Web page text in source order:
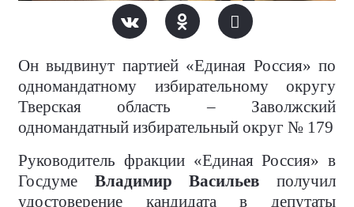
Он выдвинут партией «Единая Россия» по
одномандатному избирательному округу
Тверская область – Заволжский
одномандатный избирательный округ № 179
Руководитель фракции «Единая Россия» в
Госдуме Владимир Васильев получил
удостоверение кандидата в депутаты